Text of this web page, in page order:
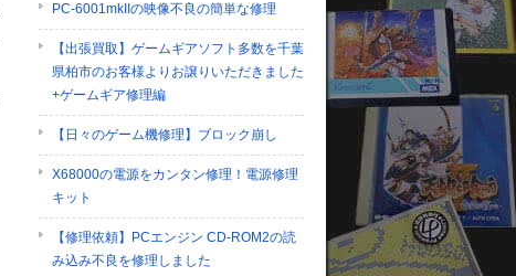
PC-6001mkIIの映像不良の簡単な修理
【出張買取】ゲームギアソフト多数を千葉
県柏市のお客様よりお譲りいただきました
+ゲームギア修理編
【日々のゲーム機修理】ブロック崩し
X68000の電源をカンタン修理！電源修理
キット
【修理依頼】PCエンジン CD-ROM2の読
み込み不良を修理しました